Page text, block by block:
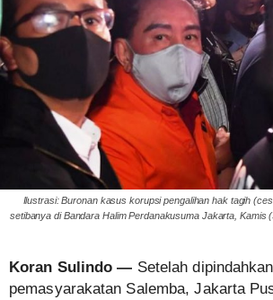
Ilustrasi: Buronan kasus korupsi pengalihan hak tagih
setibanya di Bandara Halim Perdanakusuma Jakarta, Kamis
Koran Sulindo — Setelah
pemasyarakatan Salemba, Jakarta